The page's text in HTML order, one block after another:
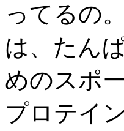
ってるの
は、たん
めのスポ
プロテイ